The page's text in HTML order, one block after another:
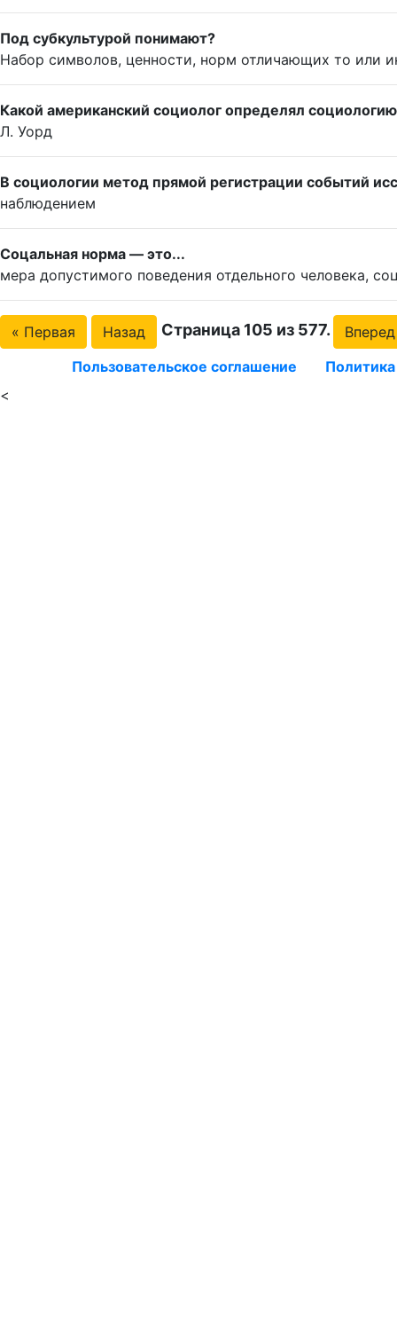
Под субкультурой понимают?
Набор символов, ценности, норм отличающих то или
Какой американский социолог определял
Л. Уорд
В социологии метод прямой регистрации событий
наблюдением
Соцальная норма — это...
мера допустимого поведения отдельного человека,
« Первая Назад Страница 105 из 577.
Вперед
Пользовательское соглашение
<